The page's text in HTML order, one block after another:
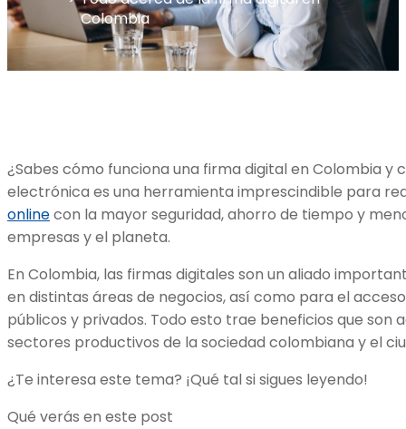
Colombia
¿Sabes cómo funciona una firma digital en Colombia y
electrónica es una herramienta imprescindible para
onlinecon la mayor seguridad, ahorro de tiempo y
empresas y el planeta.
En Colombia, las firmas digitales son un aliado
en distintas áreas de negocios, así como para el
públicos y privados. Todo esto trae beneficios que son
sectores productivos de la sociedad colombiana y el
¿Te interesa este tema? ¡Qué tal si sigues leyendo!
Qué verás en este post